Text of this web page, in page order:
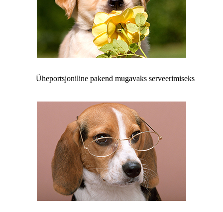
Üheportsjoniline pakend mugavaks serveerimiseks